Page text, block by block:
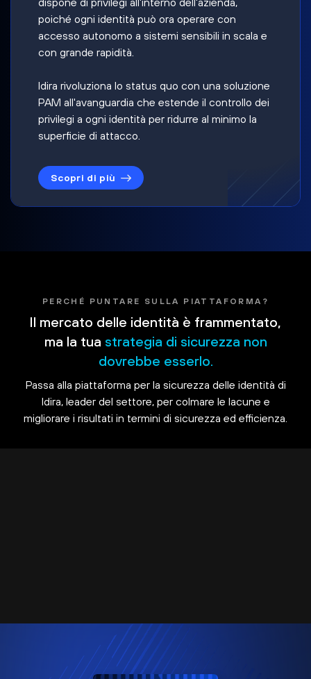
poiché ogni identità può ora operare con
accesso autonomo a sistemi sensibili in scala e
con grande rapidità.
Idira rivoluziona lo status quo con una soluzione
PAM all'avanguardia che estende il controllo dei
privilegi a ogni identità per ridurre al minimo la
superficie di attacco.
Scopri di più
PERCHÉ PUNTARE SULLA PIATTAFORMA?
Il mercato delle identità è frammentato,
ma la tua strategia di sicurezza non
dovrebbe esserlo.
Passa alla piattaforma per la sicurezza delle identità di
Idira, leader del settore, per colmare le lacune e
migliorare i risultati in termini di sicurezza ed efficienza.